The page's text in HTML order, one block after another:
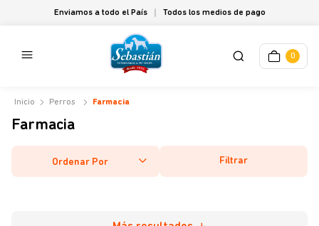
Enviamos a todo el País Todos los medios de pago
0
Perros Farmacia
Farmacia
Ordenar Por Filtrar